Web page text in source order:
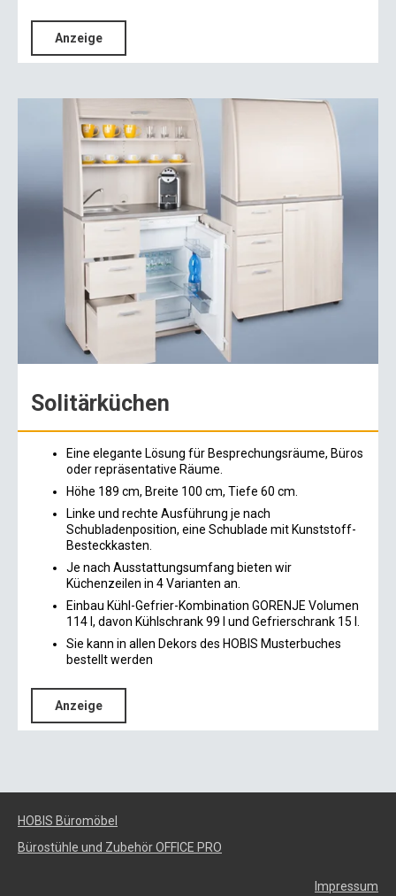
Anzeige
Solitärküchen
Eine elegante Lösung für Besprechungsräume, Büros
oder repräsentative Räume.
Höhe 189 cm, Breite 100 cm, Tiefe 60 cm.
Linke und rechte Ausführung je nach
Schubladenposition, eine Schublade mit Kunststoff-
Besteckkasten.
Je nach Ausstattungsumfang bieten wir
Küchenzeilen in 4 Varianten an.
Einbau Kühl-Gefrier-Kombination GORENJE Volumen
114 l, davon Kühlschrank 99 l und Gefrierschrank 15 l.
Sie kann in allen Dekors des HOBIS Musterbuches
bestellt werden
Anzeige
HOBIS Büromöbel
Bürostühle und Zubehör OFFICE PRO
Impressum